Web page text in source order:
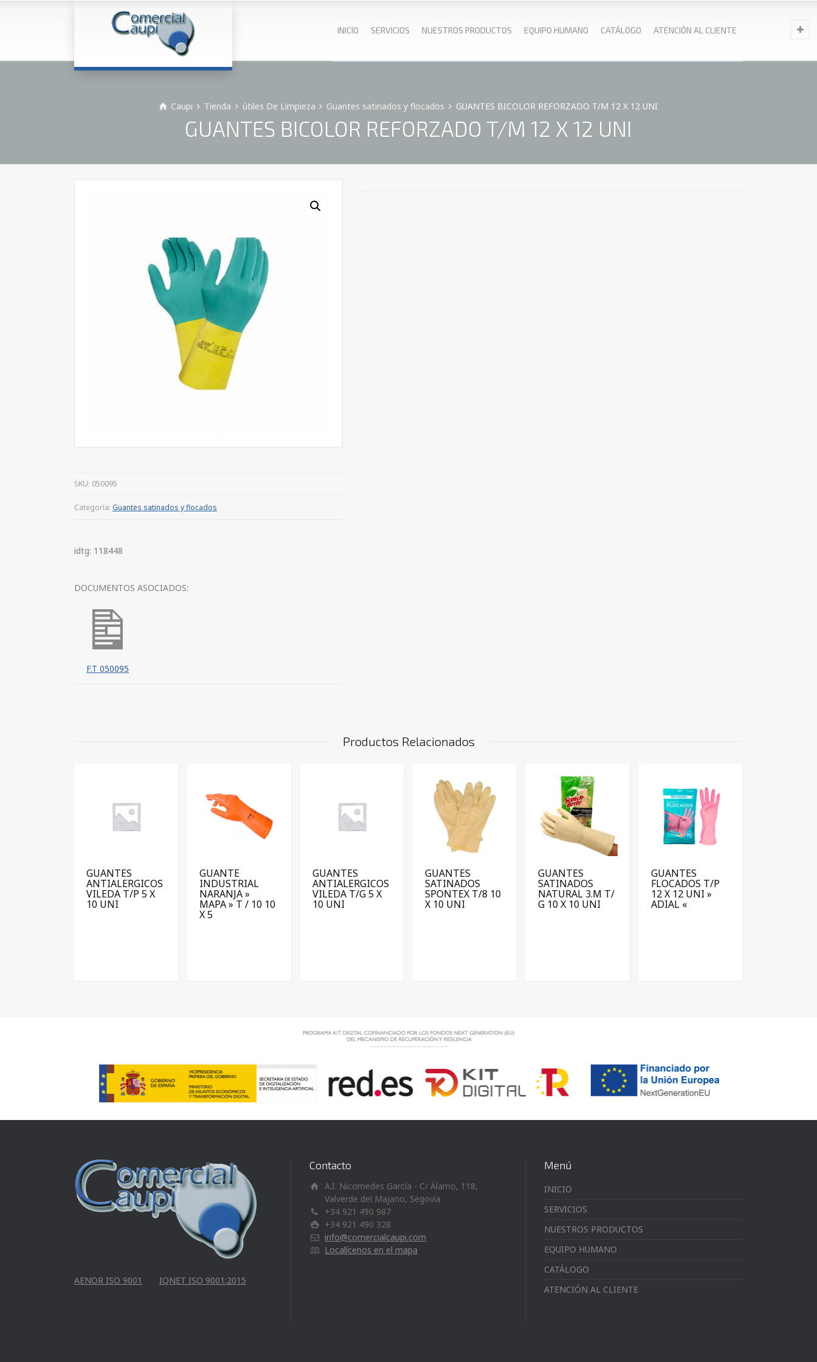
INICIO SERVICIOS NUESTROS PRODUCTOS EQUIPO HUMANO CATÁLOGO ATENCIÓN AL CLIENTE
Caupi Tienda útiles De Limpieza Guantes satinados y flocados GUANTES BICOLOR REFORZADO T/M 12 X 12 UNI
GUANTES BICOLOR REFORZADO T/M 12 X 12 UNI
SKU: 050095
Categoría: Guantes satinados y flocados
idtg: 118448
DOCUMENTOS ASOCIADOS:
F.T 050095
Productos Relacionados
GUANTES
ANTIALERGICOS
VILEDA T/P 5 X
10 UNI
GUANTE
INDUSTRIAL
NARANJA »
MAPA » T / 10 10
X 5
GUANTES
ANTIALERGICOS
VILEDA T/G 5 X
10 UNI
GUANTES
SATINADOS
SPONTEX T/8 10
X 10 UNI
GUANTES
SATINADOS
NATURAL 3.M T/
G 10 X 10 UNI
GUANTES
FLOCADOS T/P
12 X 12 UNI »
ADIAL «
AENOR ISO 9001 IQNET ISO 9001:2015
Contacto
A.I. Nicomedes García - C/ Álamo, 118,
Valverde del Majano, Segovia
+34 921 490 987
+34 921 490 328
info@comercialcaupi.com
Localícenos en el mapa
Menú
INICIO
SERVICIOS
NUESTROS PRODUCTOS
EQUIPO HUMANO
CATÁLOGO
ATENCIÓN AL CLIENTE